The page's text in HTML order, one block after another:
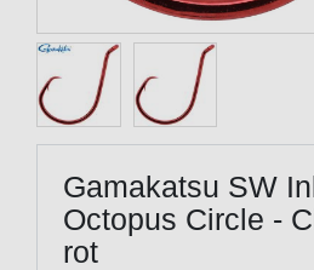
Gamakatsu SW
Octopus Circle -
rot